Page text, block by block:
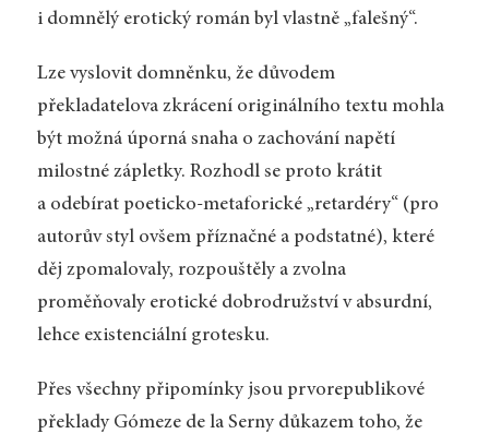
i domnělý erotický román byl vlastně „falešný“.
Lze vyslovit domněnku, že důvodem
překladatelova zkrácení originálního textu mohla
být možná úporná snaha o zachování napětí
milostné zápletky. Rozhodl se proto krátit
a odebírat poeticko-metaforické „retardéry“ (pro
autorův styl ovšem příznačné a podstatné), které
děj zpomalovaly, rozpouštěly a zvolna
proměňovaly erotické dobrodružství v absurdní,
lehce existenciální grotesku.
Přes všechny připomínky jsou prvorepublikové
překlady Gómeze de la Serny důkazem toho, že